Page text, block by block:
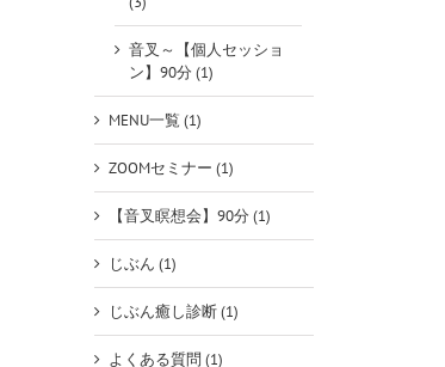
音叉～【個人セッショ
ン】90分 (1)
MENU一覧 (1)
ZOOMセミナー (1)
【音叉瞑想会】90分 (1)
じぶん (1)
じぶん癒し診断 (1)
よくある質問 (1)